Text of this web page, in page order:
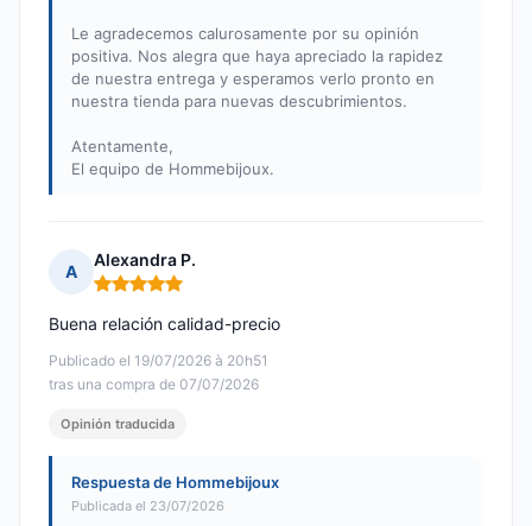
Le agradecemos calurosamente por su opinión
positiva. Nos alegra que haya apreciado la rapidez
de nuestra entrega y esperamos verlo pronto en
nuestra tienda para nuevas descubrimientos.
Atentamente,
El equipo de Hommebijoux.
A
Alexandra P.
Nota: 5 de 5
Publicado el 19/07/2026 à 20h51
tras una compra de 07/07/2026
Buena relación calidad-precio
Opinión traducida
Respuesta de Hommebijoux
Publicada el 23/07/2026